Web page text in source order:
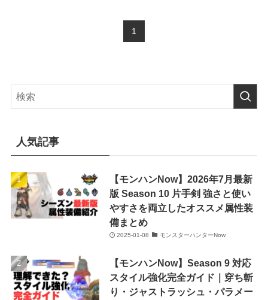
1
人気記事
【モンハンNow】2026年7月最新
版 Season 10 片手剣 強さと使い
やすさを両立したオススメ属性装
備まとめ
2025-01-08 モンスターハンターNow
【モンハンNow】Season 9 対応
スタイル強化完全ガイド｜穿ち斬
り・ジャストラッシュ・パラメー